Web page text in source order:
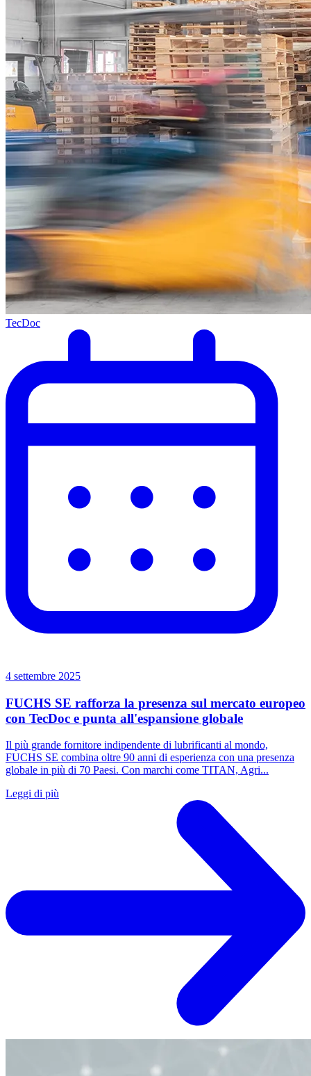
TecDoc
4 settembre 2025
FUCHS SE rafforza la presenza sul mercato europeo
con TecDoc e punta all'espansione globale
Il più grande fornitore indipendente di lubrificanti al mondo,
FUCHS SE combina oltre 90 anni di esperienza con una presenza
globale in più di 70 Paesi. Con marchi come TITAN, Agri...
Leggi di più